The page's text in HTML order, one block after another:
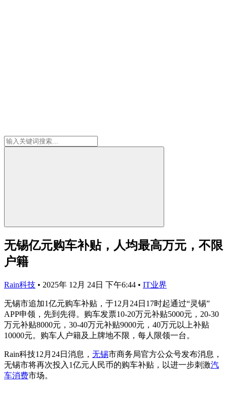
无锡亿元购车补贴，人均最高万元，不限
户籍
Rain科技 • 2025年 12月 24日 下午6:44 • IT业界
无锡市追加1亿元购车补贴，于12月24日17时起通过“灵锡”
APP申领，先到先得。购车发票10-20万元补贴5000元，20-30
万元补贴8000元，30-40万元补贴9000元，40万元以上补贴
10000元。购车人户籍及上牌地不限，每人限领一台。
Rain科技12月24日消息， 无锡市商务局官方公众号发布消息，
无锡市将再次投入1亿元人民币的购车补贴，以进一步刺激汽
车消费市场。